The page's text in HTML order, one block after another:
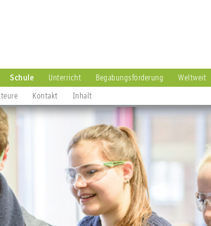
Schule Unterricht Begabungsförderung
Weltweit
Kontakt Inhalt